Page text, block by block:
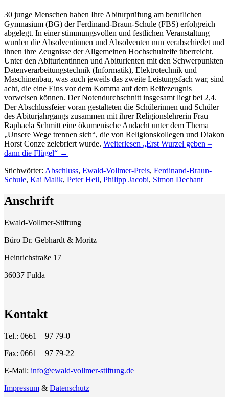
30 junge Menschen haben Ihre Abiturprüfung am beruflichen
Gymnasium (BG) der Ferdinand-Braun-Schule (FBS) erfolgreich
abgelegt. In einer stimmungsvollen und festlichen Veranstaltung
wurden die Absolventinnen und Absolventen nun verabschiedet und
ihnen ihre Zeugnisse der Allgemeinen Hochschulreife überreicht.
Unter den Abiturientinnen und Abiturienten mit den Schwerpunkten
Datenverarbeitungstechnik (Informatik), Elektrotechnik und
Maschinenbau, was auch jeweils das zweite Leistungsfach war, sind
acht, die eine Eins vor dem Komma auf dem Reifezeugnis
vorweisen können. Der Notendurchschnitt insgesamt liegt bei 2,4.
Der Abschlussfeier voran gestalteten die Schülerinnen und Schüler
des Abiturjahrgangs zusammen mit ihrer Religionslehrerin Frau
Raphaela Schmitt eine ökumenische Andacht unter dem Thema
„Unsere Wege trennen sich“, die von Religionskollegen und Diakon
Horst Conze zelebriert wurde. Weiterlesen „Erst Wurzel geben –
dann die Flügel“ →
Stichwörter: Abschluss, Ewald-Vollmer-Preis, Ferdinand-Braun-
Schule, Kai Malik, Peter Heil, Philipp Jacobi, Simon Dechant
Anschrift
Ewald-Vollmer-Stiftung
Büro Dr. Gebhardt & Moritz
Heinrichstraße 17
36037 Fulda
Kontakt
Tel.: 0661 – 97 79-0
Fax: 0661 – 97 79-22
E-Mail: info@ewald-vollmer-stiftung.de
Impressum & Datenschutz